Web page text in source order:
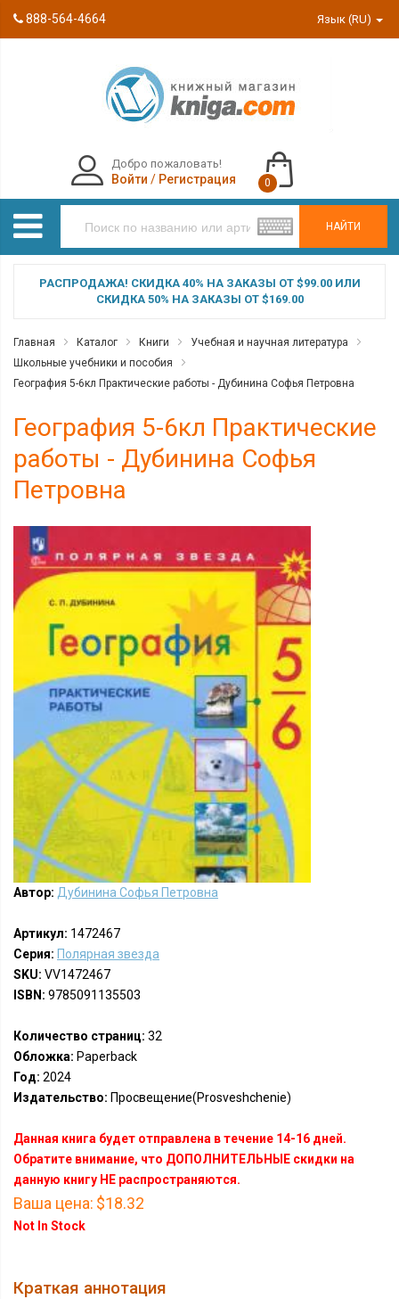
888-564-4664 Язык (RU)
НАЙТИ
Добро пожаловать!
Войти / Регистрация 0
РАСПРОДАЖА! СКИДКА 40% НА ЗАКАЗЫ ОТ $99.00 ИЛИ
СКИДКА 50% НА ЗАКАЗЫ ОТ $169.00
Главная Каталог Книги
Учебная и научная литература
Школьные учебники и пособия
География 5-6кл Практические работы - Дубинина Софья Петровна
География 5-6кл Практические
работы - Дубинина Софья
Петровна
Автор: Дубинина Софья Петровна
Артикул: 1472467
Серия: Полярная звезда
SKU: VV1472467
ISBN: 9785091135503
Количество страниц: 32
Обложка: Paperback
Год: 2024
Издательство: Просвещение(Prosveshchenie)
Данная книга будет отправлена в течение 14-16 дней.
Обратите внимание, что ДОПОЛНИТЕЛЬНЫЕ скидки на
данную книгу НЕ распространяются.
Ваша цена: $18.32
Not In Stock
Краткая аннотация